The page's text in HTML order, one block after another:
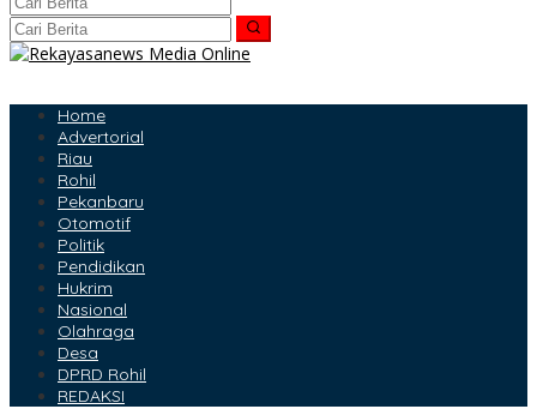
Home
Advertorial
Riau
Rohil
Pekanbaru
Otomotif
Politik
Pendidikan
Hukrim
Nasional
Olahraga
Desa
DPRD Rohil
REDAKSI